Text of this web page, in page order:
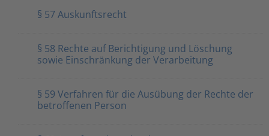
§ 57 Auskunftsrecht
§ 58 Rechte auf Berichtigung und Löschung
sowie Einschränkung der Verarbeitung
§ 59 Verfahren für die Ausübung der Rechte der
betroffenen Person